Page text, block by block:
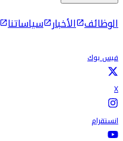
الوظائف الأخبار سياساتنا
فيس بوك
X
انستقرام